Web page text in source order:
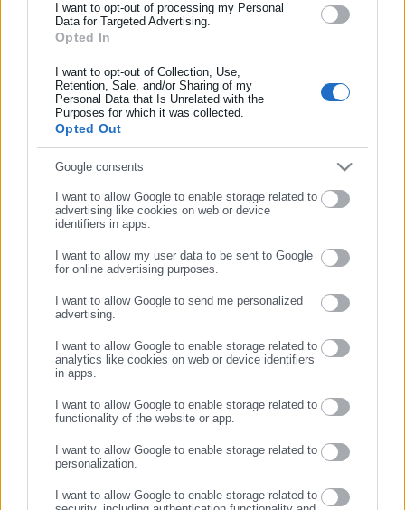
I want to opt-out of processing my Personal
Data for Targeted Advertising.
Opted In
I want to opt-out of Collection, Use,
Retention, Sale, and/or Sharing of my
Personal Data that Is Unrelated with the
Purposes for which it was collected.
Opted Out
Google consents
I want to allow Google to enable storage related to
advertising like cookies on web or device
identifiers in apps.
I want to allow my user data to be sent to Google
for online advertising purposes.
I want to allow Google to send me personalized
advertising.
I want to allow Google to enable storage related to
analytics like cookies on web or device identifiers
in apps.
I want to allow Google to enable storage related to
functionality of the website or app.
I want to allow Google to enable storage related to
personalization.
I want to allow Google to enable storage related to
Τελευταία νέα
Περισσότερα άρθρα
31.05.2019 | 13:25
ΟΑΕΔ Κοινωνικός Τουρισμός:
πρέπει να κάνετε
06.05.2019 | 15:18
Στις 3 Ιουνίου θα δώσει
Συμπλήρωσε όνομα
Συμπλήρωσε επώνυμο
Συμπλήρωσε email
ΣΥΝΕΧΙΣΤΕ ΣΤΟ WEBSITE
ΕΓΓΡΑΦΗ